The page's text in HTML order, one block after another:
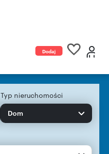
Dodaj
Typ nieruchomości
Dom